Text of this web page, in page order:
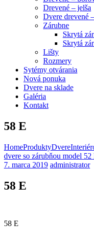
Drevené – jelša
Dvere drevené
Zárubne
Skrytá
Skrytá
Lišty
Rozmery
Sytémy otvárania
Nová ponuka
Dvere na sklade
Galéria
Kontakt
58 Е
HomeProduktyDvere
dvere so zárubňou model 52
7. marca 2019 administrator
58 Е
58 Е